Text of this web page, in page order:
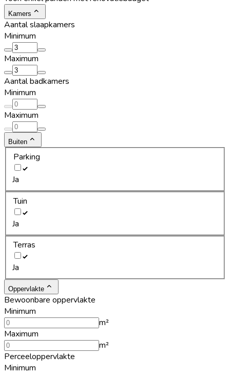
Kamers
Aantal slaapkamers
Minimum
Maximum
Aantal badkamers
Minimum
Maximum
Buiten
Parking
Ja
Tuin
Ja
Terras
Ja
Oppervlakte
Bewoonbare oppervlakte
Minimum
m²
Maximum
m²
Perceeloppervlakte
Minimum